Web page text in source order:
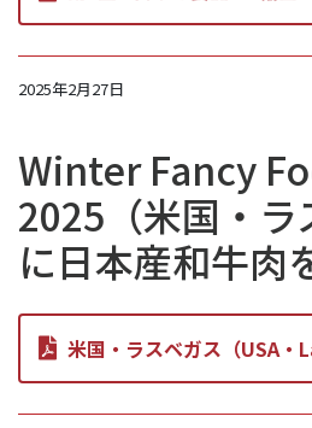
2025年2月27日
Winter Fancy
2025（米国・ラ
に日本産和牛肉
米国・ラスベガス（USA・